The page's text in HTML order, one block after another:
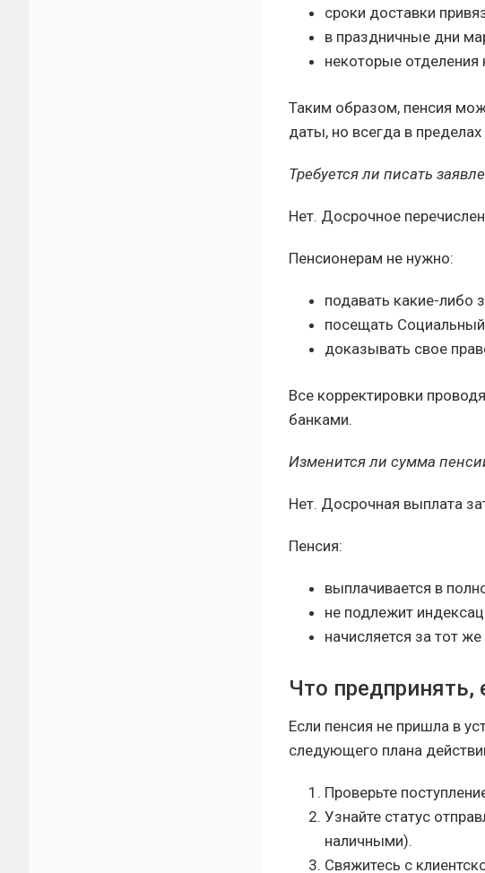
сроки доставки
в праздничные дни
некоторые
Таким образом, пенсия
даты, но всегда в
Требуется ли писать
Нет. Досрочное
Пенсионерам не нужно:
подавать какие-либо
посещать
доказывать свое
Все корректировки
банками.
Изменится ли сумма
Нет. Досрочная выплата
Пенсия:
выплачивается в
не подлежит
начисляется за тот
Что предпринять,
Если пенсия не пришла в
следующего плана
Проверьте
Узнайте статус
наличными).
Свяжитесь с